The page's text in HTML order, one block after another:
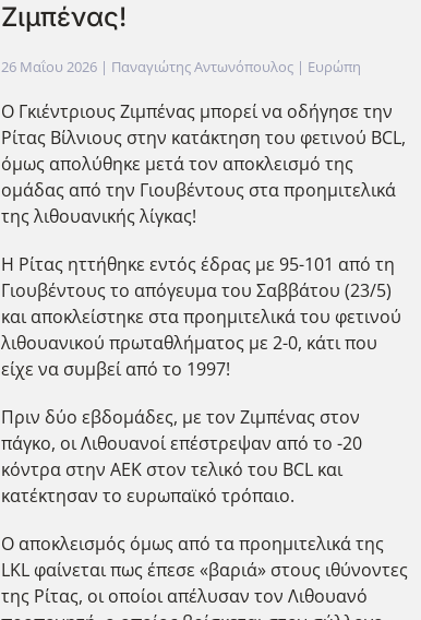
Ζιμπένας!
26 Μαΐου 2026 | Παναγιώτης Αντωνόπουλος | Ευρώπη
Ο Γκιέντριους Ζιμπένας μπορεί να οδήγησε την
Ρίτας Βίλνιους στην κατάκτηση του φετινού BCL,
όμως απολύθηκε μετά τον αποκλεισμό της
ομάδας από την Γιουβέντους στα προημιτελικά
της λιθουανικής λίγκας!
Η Ρίτας ηττήθηκε εντός έδρας με 95-101 από τη
Γιουβέντους το απόγευμα του Σαββάτου (23/5)
και αποκλείστηκε στα προημιτελικά του φετινού
λιθουανικού πρωταθλήματος με 2-0, κάτι που
είχε να συμβεί από το 1997!
Πριν δύο εβδομάδες, με τον Ζιμπένας στον
πάγκο, οι Λιθουανοί επέστρεψαν από το -20
κόντρα στην ΑΕΚ στον τελικό του BCL και
κατέκτησαν το ευρωπαϊκό τρόπαιο.
Ο αποκλεισμός όμως από τα προημιτελικά της
LKL φαίνεται πως έπεσε «βαριά» στους ιθύνοντες
της Ρίτας, οι οποίοι απέλυσαν τον Λιθουανό